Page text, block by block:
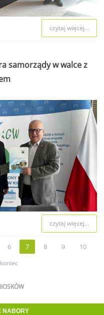
czytaj więcej...
samorządy w walce z
czytaj więcej...
6 7 8 9
10
koniec
NABORY